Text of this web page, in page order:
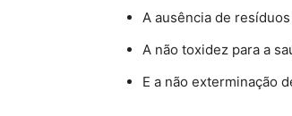
A ausência de
A não toxidez para a
E a não exterminação